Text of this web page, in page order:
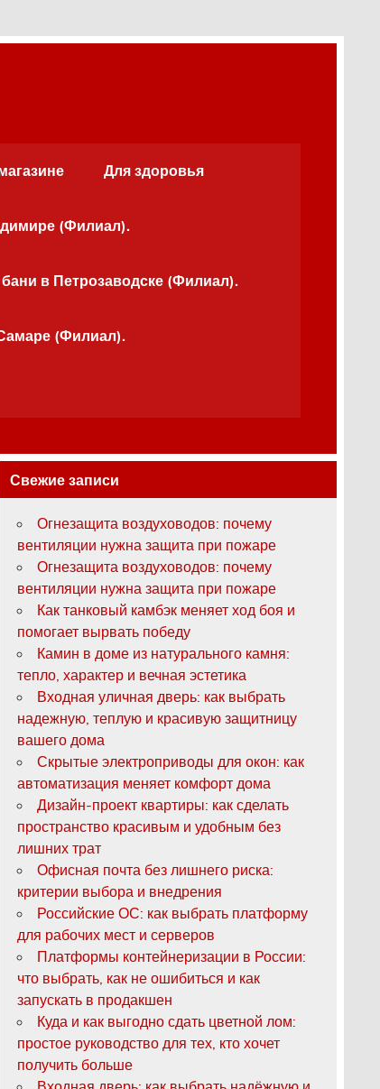
Для здоровья
(Филиал).
в Петрозаводске (Филиал).
(Филиал).
Свежие записи
Огнезащита воздуховодов: почему
вентиляции нужна защита при пожаре
Огнезащита воздуховодов: почему
вентиляции нужна защита при пожаре
Как танковый камбэк меняет ход боя и
помогает вырвать победу
Камин в доме из натурального камня:
тепло, характер и вечная эстетика
Входная уличная дверь: как выбрать
надежную, теплую и красивую защитницу
вашего дома
Скрытые электроприводы для окон: как
автоматизация меняет комфорт дома
Дизайн-проект квартиры: как сделать
пространство красивым и удобным без
лишних трат
Офисная почта без лишнего риска:
критерии выбора и внедрения
Российские ОС: как выбрать платформу
для рабочих мест и серверов
Платформы контейнеризации в России:
что выбрать, как не ошибиться и как
запускать в продакшен
Куда и как выгодно сдать цветной лом:
простое руководство для тех, кто хочет
получить больше